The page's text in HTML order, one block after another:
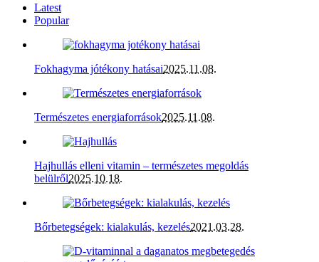
Latest
Popular
Fokhagyma jótékony hatásai2025.11.08.
Természetes energiaforrások2025.11.08.
Hajhullás elleni vitamin – természetes megoldás
belülről2025.10.18.
Bőrbetegségek: kialakulás, kezelés2021.03.28.